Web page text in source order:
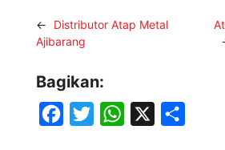
←
Distributor Atap Metal
Ajibarang
Bagikan: